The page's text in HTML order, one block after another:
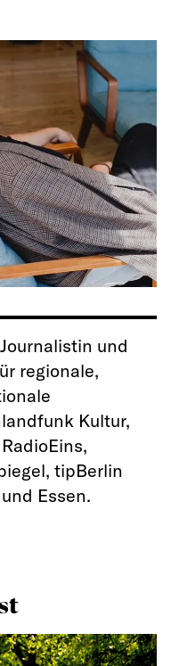
und
regionale,
Kultur,
tipBerlin
Essen.